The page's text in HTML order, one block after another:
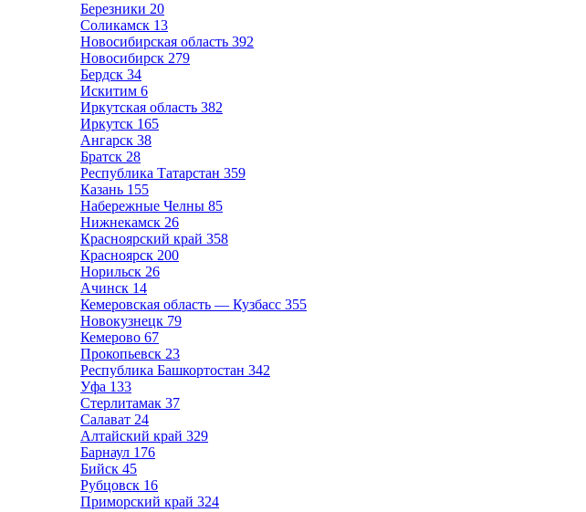
Березники 20
Соликамск 13
Новосибирская область 392
Новосибирск 279
Бердск 34
Искитим 6
Иркутская область 382
Иркутск 165
Ангарск 38
Братск 28
Республика Татарстан 359
Казань 155
Набережные Челны 85
Нижнекамск 26
Красноярский край 358
Красноярск 200
Норильск 26
Ачинск 14
Кемеровская область — Кузбасс 355
Новокузнецк 79
Кемерово 67
Прокопьевск 23
Республика Башкортостан 342
Уфа 133
Стерлитамак 37
Салават 24
Алтайский край 329
Барнаул 176
Бийск 45
Рубцовск 16
Приморский край 324